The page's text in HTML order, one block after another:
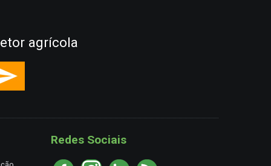
agrícola
Redes Sociais